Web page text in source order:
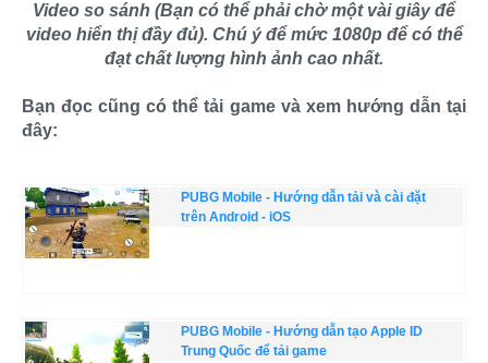
Video so sánh (Bạn có thể phải chờ một vài giây để
video hiển thị đầy đủ). Chú ý để mức 1080p để có thể
đạt chất lượng hình ảnh cao nhất.
Bạn đọc cũng có thể tải game và xem hướng dẫn tại
đây:
PUBG Mobile - Hướng dẫn tải và cài đặt
trên Android - iOS
PUBG Mobile - Hướng dẫn tạo Apple ID
Trung Quốc để tải game